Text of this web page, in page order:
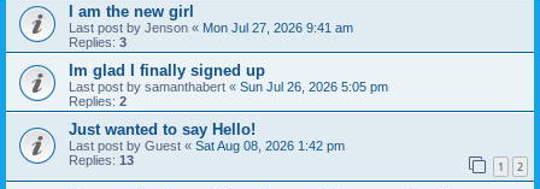
I am the new girl
Last post by Jenson « Mon Jul 27, 2026 9:41 am
Replies: 3
Im glad I finally signed up
Last post by samanthabert « Sun Jul 26, 2026 5:05 pm
Replies: 2
Just wanted to say Hello!
Last post by Guest « Sat Aug 08, 2026 1:42 pm
Replies: 13 1 2